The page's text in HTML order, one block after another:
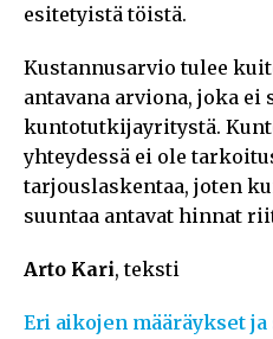
esitetyistä töistä.
Kustannusarvio tulee
antavana arviona, joka ei
kuntotutkijayritystä.
yhteydessä ei ole
tarjouslaskentaa, joten
suuntaa antavat hinnat
Arto Kari, teksti
Eri aikojen määräykset